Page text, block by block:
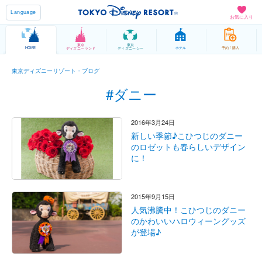
お気に入り
Language
HOME
東京
ディズニーランド
東京
ディズニーシー ホテル 予約 / 購入
東京ディズニーリゾート・ブログ
#ダニー
2016年3月24日
新しい季節♪こひつじのダニー
のロゼットも春らしいデザイン
に！
2015年9月15日
人気沸騰中！こひつじのダニー
のかわいいハロウィーングッズ
が登場♪